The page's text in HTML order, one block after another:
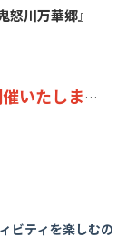
怒川万華郷』
いたしま
ビティを楽しむの